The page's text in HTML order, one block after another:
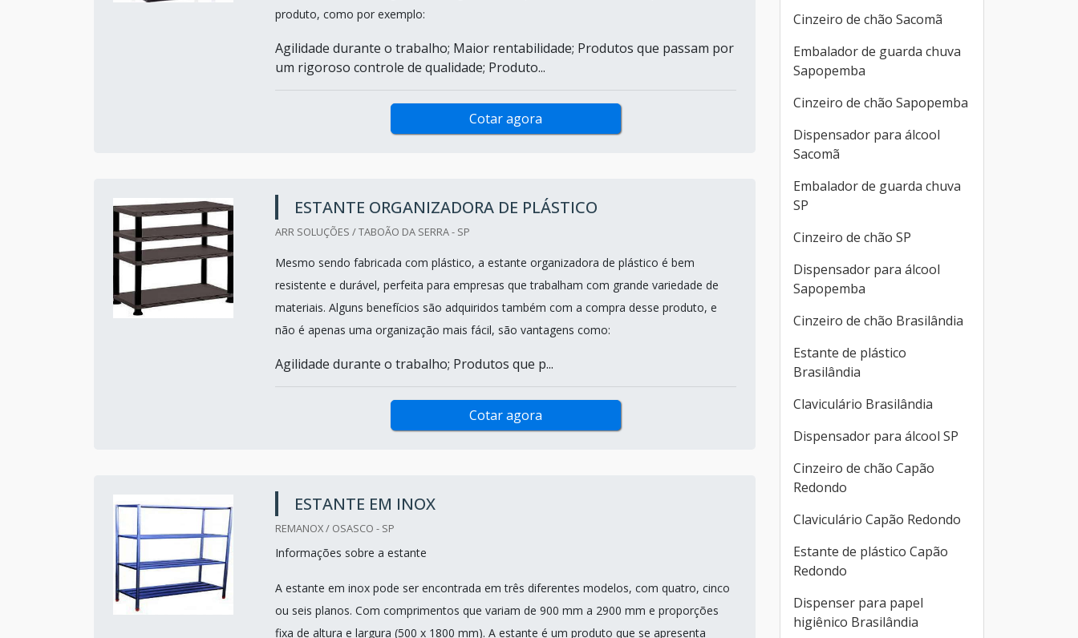
produto, como por exemplo:
Agilidade durante o trabalho; Maior rentabilidade; Produtos que passam por
um rigoroso controle de qualidade; Produto...
Cotar agora
ESTANTE ORGANIZADORA DE PLÁSTICO
ARR SOLUÇÕES / TABOÃO DA SERRA - SP
Mesmo sendo fabricada com plástico, a estante organizadora de plástico é bem
resistente e durável, perfeita para empresas que trabalham com grande variedade de
materiais. Alguns benefícios são adquiridos também com a compra desse produto, e
não é apenas uma organização mais fácil, são vantagens como:
Agilidade durante o trabalho; Produtos que p...
Cotar agora
ESTANTE EM INOX
REMANOX / OSASCO - SP
Informações sobre a estante
A estante em inox pode ser encontrada em três diferentes modelos, com quatro, cinco
ou seis planos. Com comprimentos que variam de 900 mm a 2900 mm e proporções
fixa de altura e largura (500 x 1800 mm). A estante é um produto que se apresenta
Cinzeiro de chão Sacomã
Embalador de guarda chuva
Sapopemba
Cinzeiro de chão Sapopemba
Dispensador para álcool
Sacomã
Embalador de guarda chuva
SP
Cinzeiro de chão SP
Dispensador para álcool
Sapopemba
Cinzeiro de chão Brasilândia
Estante de plástico
Brasilândia
Claviculário Brasilândia
Dispensador para álcool SP
Cinzeiro de chão Capão
Redondo
Claviculário Capão Redondo
Estante de plástico Capão
Redondo
Dispenser para papel
higiênico Brasilândia